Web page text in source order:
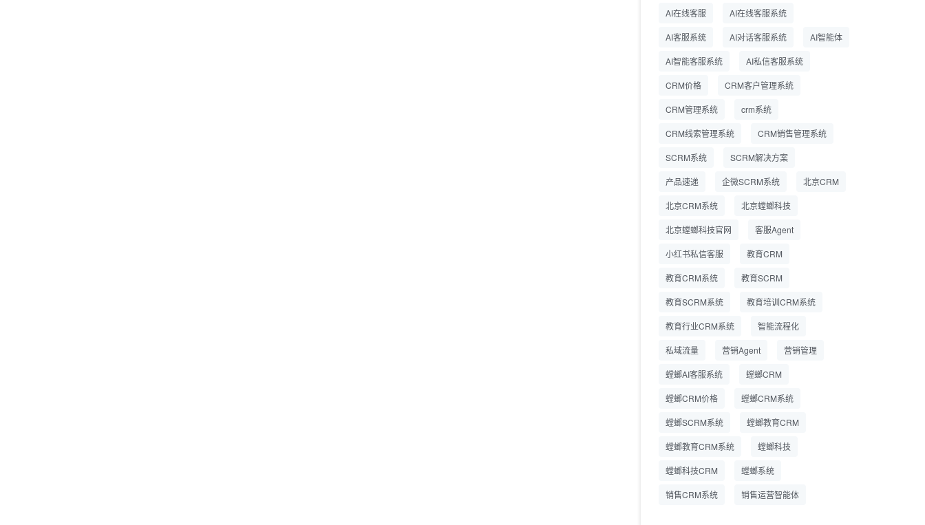
前全流程
一站式SCRM系统企微解决
方案 打通私域营销全流程
2026.7.14
商用SCRM系统企微工具
业微信 私域用户精细化管
螂教育CRM助力教培机构
精细化运营
AI在线客服 AI在线客服系统
AI客服系统 AI对话客服系统 AI智能体
AI智能客服系统 AI私信客服系统
CRM价格 CRM客户管理系统
CRM管理系统 crm系统
CRM线索管理系统 CRM销售管理系统
SCRM系统 SCRM解决方案
产品速递 企微SCRM系统 北京CRM
北京CRM系统 北京螳螂科技
北京螳螂科技官网 客服Agent
小红书私信客服 教育CRM
教育CRM系统 教育SCRM
教育SCRM系统 教育培训CRM系统
教育行业CRM系统 智能流程化
私域流量 营销Agent 营销管理
螳螂AI客服系统 螳螂CRM
螳螂CRM价格 螳螂CRM系统
螳螂SCRM系统 螳螂教育CRM
螳螂教育CRM系统 螳螂科技
螳螂科技CRM 螳螂系统
销售CRM系统 销售运营智能体